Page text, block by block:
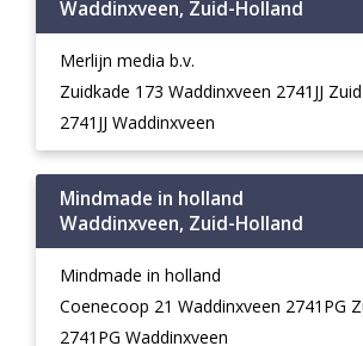
Waddinxveen, Zuid-Holland
Merlijn media b.v.
Zuidkade 173 Waddinxveen 2741JJ
2741JJ Waddinxveen
Mindmade in holland
Waddinxveen, Zuid-Holland
Mindmade in holland
Coenecoop 21 Waddinxveen 2741PG
2741PG Waddinxveen